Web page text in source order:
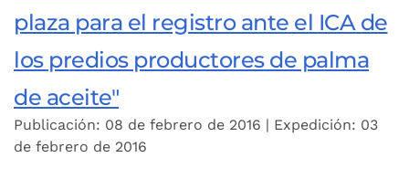
plaza para el registro ante el ICA de
los predios productores de palma
de aceite"
Publicación: 08 de febrero de 2016 | Expedición: 03
de febrero de 2016